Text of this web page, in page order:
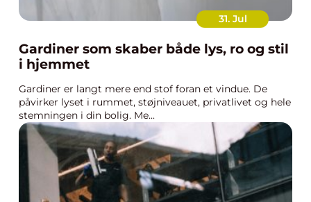
31. Jul
Gardiner som skaber både lys, ro og stil
i hjemmet
Gardiner er langt mere end stof foran et vindue. De
påvirker lyset i rummet, støjniveauet, privatlivet og hele
stemningen i din bolig. Me...